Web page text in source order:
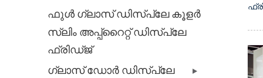
ഫുൾ ഗ്ലാസ് ഡിസ്പ്ലേ കൂളർ
സ്ലിം അപ്പ്‌റൈറ്റ് ഡിസ്പ്ലേ
ഫ്രിഡ്ജ്
ഗ്ലാസ് ഡോർ ഡിസ്പ്ലേ